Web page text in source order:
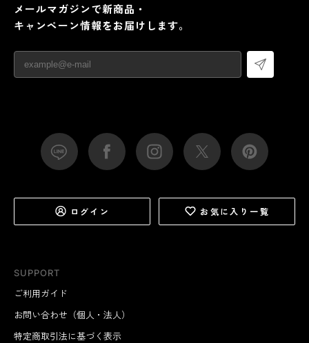
SUPPORT
ご利用ガイド
お問い合わせ（個人・法人）
特定商取引法に基づく表示
メールマガジンで新商品・
キャンペーン情報をお届けします。
ログイン お気に入り一覧